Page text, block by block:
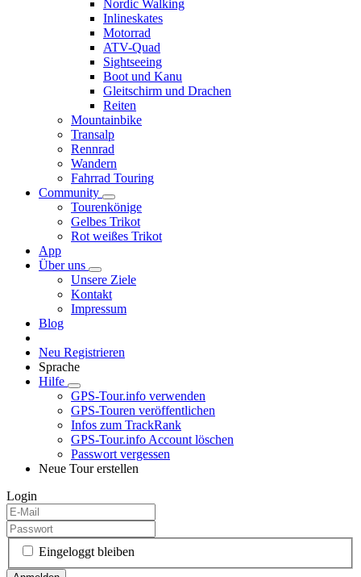
Nordic Walking
Inlineskates
Motorrad
ATV-Quad
Sightseeing
Boot und Kanu
Gleitschirm und Drachen
Reiten
Mountainbike
Transalp
Rennrad
Wandern
Fahrrad Touring
Community
Tourenkönige
Gelbes Trikot
Rot weißes Trikot
App
Über uns
Unsere Ziele
Kontakt
Impressum
Blog
Neu Registrieren
Sprache
Hilfe
GPS-Tour.info verwenden
GPS-Touren veröffentlichen
Infos zum TrackRank
GPS-Tour.info Account löschen
Passwort vergessen
Neue Tour erstellen
Login
Eingeloggt bleiben